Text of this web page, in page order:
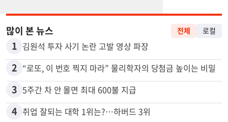
1 김원석 투자 사기 논란 고발 영상 파장
2 “로또, 이 번호 찍지 마라” 물리학자의 당첨금 높이는 비밀
3 5주간 차 안 몰면 최대 600불 지급